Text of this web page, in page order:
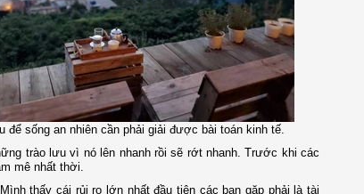
sống an nhiên cần phải giải được bài toán kinh tế.
trào lưu vì nó lên nhanh rồi sẽ rớt nhanh. Trước khi các
mê nhất thời.
thấy cái rủi ro lớn nhất đầu tiên các bạn gặp phải là tài